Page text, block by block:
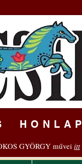
GYÖRGY művei itt